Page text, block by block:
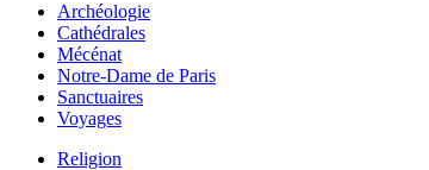
Archéologie
Cathédrales
Mécénat
Notre-Dame de Paris
Sanctuaires
Voyages
Religion